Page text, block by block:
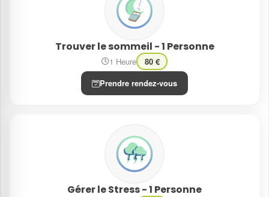
Trouver le sommeil - 1 Personne
1 Heure
80 €
Prendre rendez-vous
Gérer le Stress - 1 Personne